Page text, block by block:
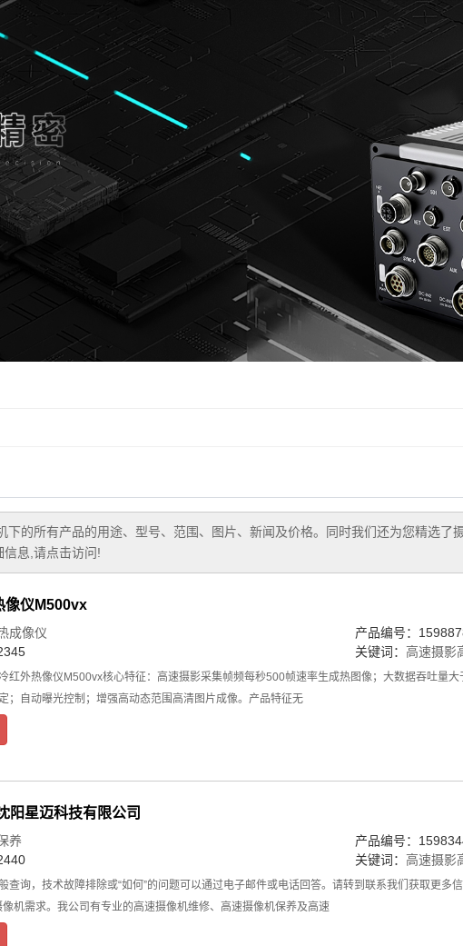
下的所有产品的用途、型号、范围、图片、新闻及价格。同时我们还为您精选了
息,请点击访问!
像仪M500vx
成像仪
产品编号：
关键词： 高速摄影
红外热像仪M500vx核心特征：高速摄影采集帧频每秒500帧速率生成热图像；大数据吞吐量
；自动曝光控制；增强高动态范围高清图片成像。产品特征无
阳星迈科技有限公司
养
产品编号：
关键词： 高速摄影
查询，技术故障排除或“如何”的问题可以通过电子邮件或电话回答。请转到联系我们获取更
机需求。我公司有专业的高速摄像机维修、高速摄像机保养及高速